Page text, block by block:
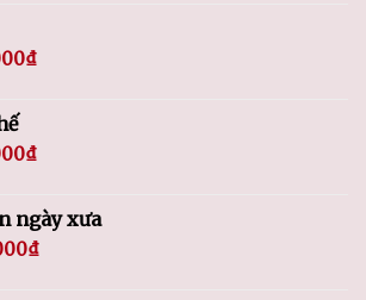
₫
₫
ngày xưa
₫